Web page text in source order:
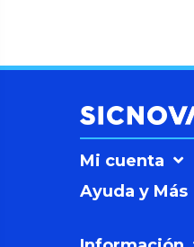
Mi cuenta
Ayuda y Más